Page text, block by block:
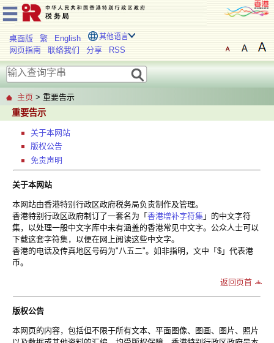
桌面版 繁 English 其他语言
网页指南 联络我们 分享 RSS
主页 > 重要告示
重要告示
关于本网站
版权公告
免责声明
关于本网站
本网站由香港特别行政区政府税务局负责制作及管理。
香港特别行政区政府制订了一套名为「 香港增补字符集 」的中文字符
集，以处理一般中文字库中未有涵盖的香港常见中文字。公众人士可以
下载这套字符集，以便在网上阅读这些中文字。
香港的电话及传真地区号码为"八五二"。如非指明，文中「$」代表港
币。
返回页首
版权公告
本网页的内容，包括但不限于所有文本、平面图像、图画、图片、照片